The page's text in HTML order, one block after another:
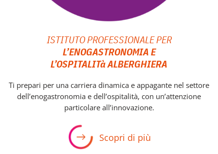
ISTITUTO PROFESSIONALE PER
L’ENOGASTRONOMIA E
L’OSPITALITà ALBERGHIERA
Ti prepari per una carriera dinamica e appagante nel settore
dell’enogastronomia e dell’ospitalità, con un’attenzione
particolare all’innovazione.
Scopri di più